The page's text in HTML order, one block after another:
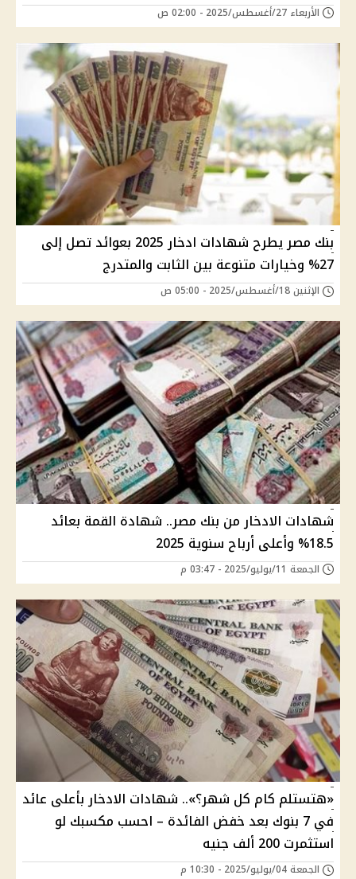
الأربعاء 27/أغسطس/2025 - 02:00 ص
بنك مصر يطرح شهادات ادخار 2025 بعوائد تصل إلى
27% وخيارات متنوعة بين الثابت والمتدرج
الإثنين 18/أغسطس/2025 - 05:00 ص
شهادات الادخار من بنك مصر.. شهادة القمة بعائد
18.5% وأعلى أرباح سنوية 2025
الجمعة 11/يوليو/2025 - 03:47 م
«هتستلم كام كل شهر؟».. شهادات الادخار بأعلى عائد
في 7 بنوك بعد خفض الفائدة – احسب مكسبك لو
استثمرت 200 ألف جنيه
الجمعة 04/يوليو/2025 - 10:30 م